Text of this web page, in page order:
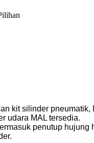
kit silinder
udara MAL tersedia.
penutup